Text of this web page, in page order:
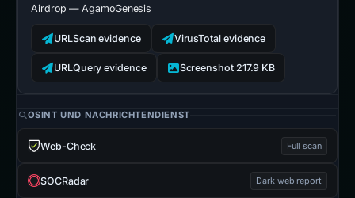
Airdrop — AgamoGenesis
URLScan evidence VirusTotal evidence
URLQuery evidence Screenshot 217.9 KB
OSINT UND NACHRICHTENDIENST
Web-Check Full scan
SOCRadar Dark web report